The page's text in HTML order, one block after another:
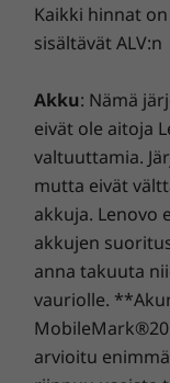
Missä
Detachable -
pitää
CAT16:n
kevyen ja
Lisäksi
Rakenne
Mitat (K x L x S)
283,3 mm x 203,5
kanssa)
11,15'' x 8,01'' x
Paino
Alkaen 0,76 kg
Alkaen 0,34 kg
Kynä
Kaikki hinnat
sisältävät ALV:n
Akku: Nämä
eivät ole aitoja
valtuuttamia.
mutta eivät
akkuja. Lenovo
akkujen
anna takuuta
vauriolle.
arvioitu